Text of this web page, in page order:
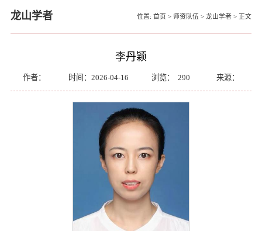
龙山学者 位置: 首页 > 师资队伍 > 龙山学者 > 正文
李丹颖
作者： 时间：2026-04-16 浏览： 290 来源：